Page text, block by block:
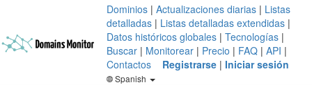
Dominios | Actualizaciones diarias | Listas
detalladas | Listas detalladas extendidas |
Datos históricos globales | Tecnologías |
Buscar | Monitorear | Precio | FAQ | API |
Contactos
Registrarse | Iniciar sesión
Spanish